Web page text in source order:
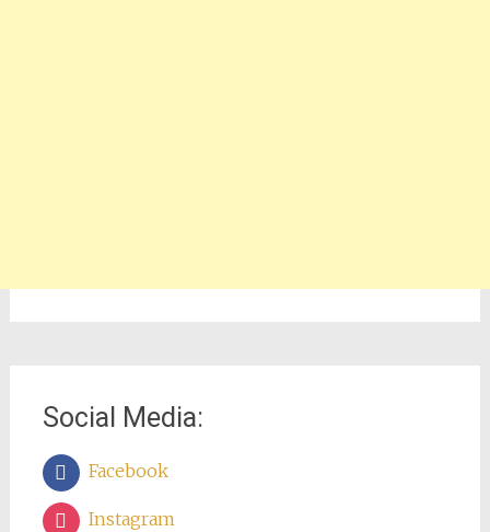
Social Media:
Facebook
Instagram